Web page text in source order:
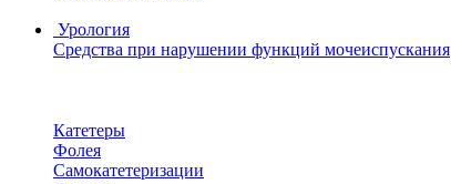
Урология
Средства при нарушении функций мочеиспускания
Катетеры
Фолея
Самокатетеризации